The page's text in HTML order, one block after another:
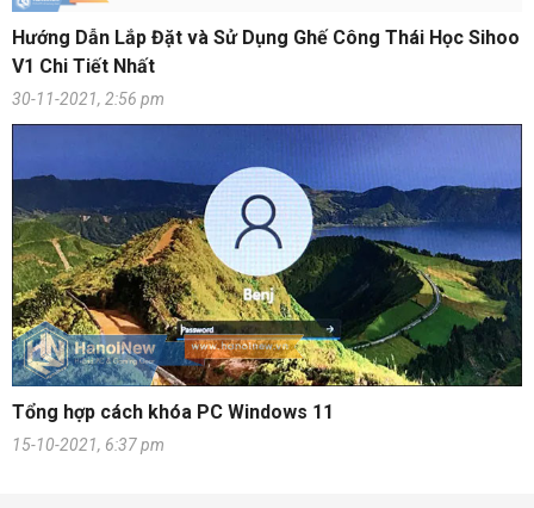
Hướng Dẫn Lắp Đặt và Sử Dụng Ghế Công Thái Học Sihoo
V1 Chi Tiết Nhất
30-11-2021, 2:56 pm
Tổng hợp cách khóa PC Windows 11
15-10-2021, 6:37 pm